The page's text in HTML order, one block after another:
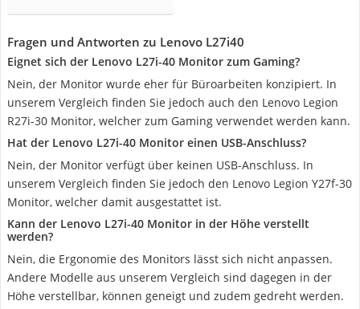
Fragen und Antworten zu Lenovo L27i40
Eignet sich der Lenovo L27i-40 Monitor zum Gaming?
Nein, der Monitor wurde eher für Büroarbeiten konzipiert. In
unserem Vergleich finden Sie jedoch auch den Lenovo Legion
R27i-30 Monitor, welcher zum Gaming verwendet werden kann.
Hat der Lenovo L27i-40 Monitor einen USB-Anschluss?
Nein, der Monitor verfügt über keinen USB-Anschluss. In
unserem Vergleich finden Sie jedoch den Lenovo Legion Y27f-30
Monitor, welcher damit ausgestattet ist.
Kann der Lenovo L27i-40 Monitor in der Höhe verstellt
werden?
Nein, die Ergonomie des Monitors lässt sich nicht anpassen.
Andere Modelle aus unserem Vergleich sind dagegen in der
Höhe verstellbar, können geneigt und zudem gedreht werden.